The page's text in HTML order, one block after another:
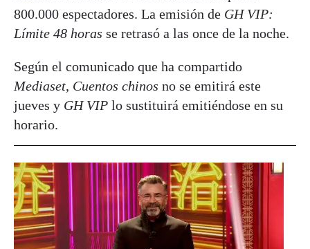
800.000 espectadores. La emisión de GH VIP:
Límite 48 horas se retrasó a las once de la noche.
Según el comunicado que ha compartido
Mediaset, Cuentos chinos no se emitirá este
jueves y GH VIP lo sustituirá emitiéndose en su
horario.